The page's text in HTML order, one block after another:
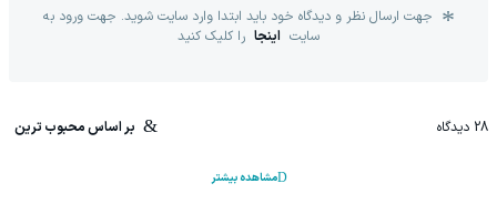
جهت ارسال نظر و دیدگاه خود باید ابتدا وارد سایت شوید. جهت ورود به
سایت اینجا را کلیک کنید
28 دیدگاه بر اساس محبوب ترین
مشاهده بیشتر